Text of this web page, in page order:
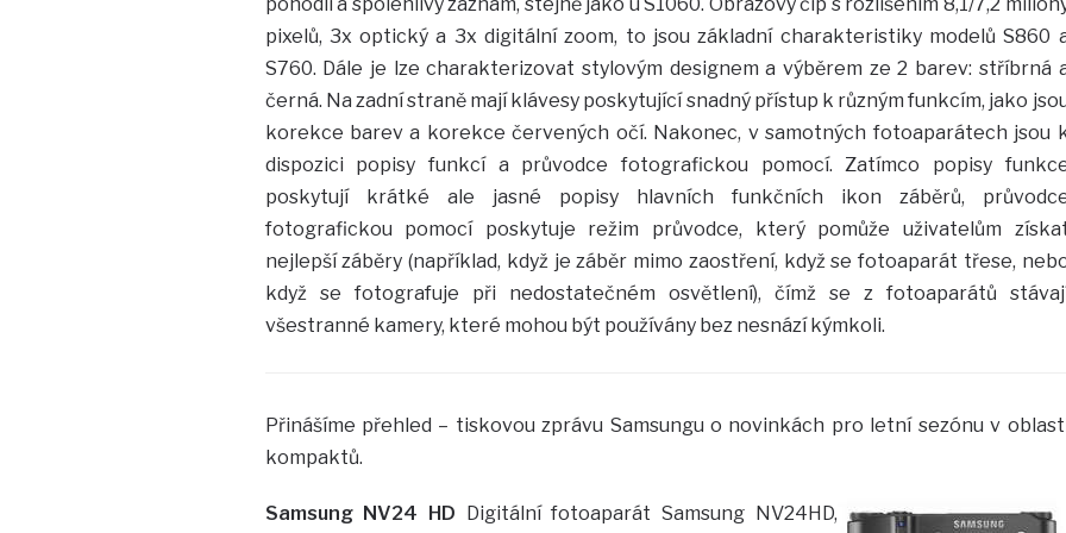
pixelů, 3x optický a 3x digitální zoom, to jsou základní charakteristiky modelů S860
S760. Dále je lze charakterizovat stylovým designem a výběrem ze 2 barev: stříbrná
černá. Na zadní straně mají klávesy poskytující snadný přístup k různým funkcím, jako
korekce barev a korekce červených očí. Nakonec, v samotných fotoaparátech jsou
dispozici popisy funkcí a průvodce fotografickou pomocí. Zatímco popisy
poskytují krátké ale jasné popisy hlavních funkčních ikon záběrů,
fotografickou pomocí poskytuje režim průvodce, který pomůže uživatelům
nejlepší záběry (například, když je záběr mimo zaostření, když se fotoaparát třese,
když se fotografuje při nedostatečném osvětlení), čímž se z fotoaparátů
všestranné kamery, které mohou být používány bez nesnází kýmkoli.
Přinášíme přehled – tiskovou zprávu Samsungu o novinkách pro letní sezónu v
kompaktů.
Samsung NV24 HD Digitální fotoaparát Samsung NV24HD,